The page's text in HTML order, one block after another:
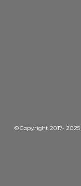
©Copyright 2017- 2025